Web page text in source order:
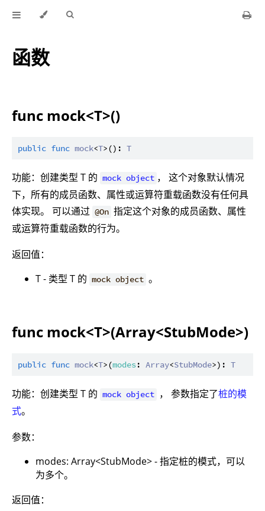
函数
func mock<T>()
public func mock<T>(): T
功能：创建类型 T 的 mock object ， 这个对象默认情况
下，所有的成员函数、属性或运算符重载函数没有任何具
体实现。 可以通过 @On 指定这个对象的成员函数、属性
或运算符重载函数的行为。
返回值：
T - 类型 T 的 mock object 。
func mock<T>(Array<StubMode>)
public func mock<T>(modes: Array<StubMode>): T
功能：创建类型 T 的 mock object ， 参数指定了桩的模
式。
参数：
modes: Array<StubMode> - 指定桩的模式，可以
为多个。
返回值：